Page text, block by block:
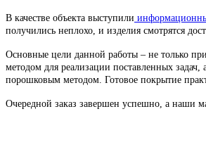
В качестве объекта выступили
получились неплохо, и изделия смотрятся
Основные цели данной работы – не только
методом для реализации поставленных
порошковым методом. Готовое покрытие
Очередной заказ завершен успешно, а наши